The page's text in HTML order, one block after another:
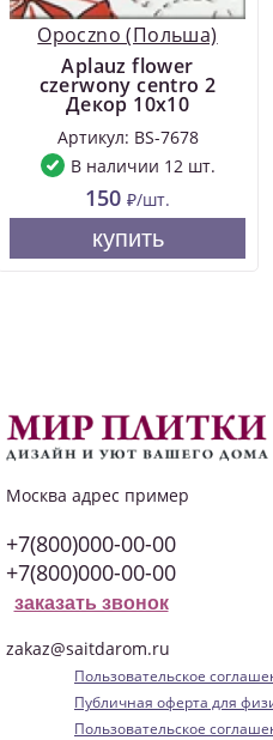
Opoczno (Польша)
Aplauz flower
czerwony centro 2
Декор 10x10
Артикул: BS-7678
В наличии 12 шт.
150 ₽/шт.
купить
Москва адрес пример
+7(800)000-00-00
+7(800)000-00-00
заказать звонок
zakaz@saitdarom.ru
Пользовательское
Публичная оферта для
Пользовательское